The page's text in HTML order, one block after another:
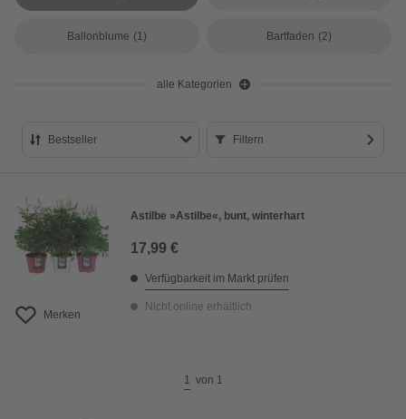
Ballonblume (1) Bartfaden (2)
alle Kategorien
Bestseller
Preis aufsteigend
Preis absteigend
Bewertung
Filtern
Merken
Astilbe »Astilbe«, bunt, winterhart
17,99 €
Verfügbarkeit im Markt prüfen
Nicht online erhältlich
1 von 1